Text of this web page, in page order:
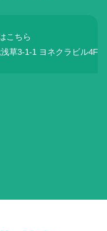
こちら
草3-1-1 ヨネクラビル4F